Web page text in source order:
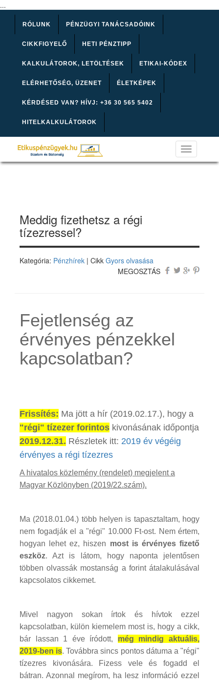
...
RÓLUNK PÉNZÜGYI TANÁCSADÓINK
CIKKFIGYELŐ HETI PÉNZTIPP
KALKULÁTOROK, LETÖLTÉSEK ETIKAI-KÓDEX
ELÉRHETŐSÉG, ÜZENET ÉLETKÉPEK
KÉRDÉSED VAN? HÍVJ: +36 30 565 5402
HITELKALKULÁTOROK
Toggle
navigation
Meddig fizethetsz a régi
tízezressel?
Kategória: Pénzhírek | Cikk Gyors olvasása
MEGOSZTÁS
Fejetlenség az
érvényes pénzekkel
kapcsolatban?
Frissítés: Ma jött a hír (2019.02.17.), hogy a
"régi" tízezer forintos kivonásának időpontja
2019.12.31. Részletek itt: 2019 év végéig
érvényes a régi tízezres
A hivatalos közlemény (rendelet) megjelent a
Magyar Közlönyben (2019/22.szám).
Ma (2018.01.04.) több helyen is tapasztaltam, hogy
nem fogadják el a "régi" 10.000 Ft-ost. Nem értem,
hogyan lehet ez, hiszen most is érvényes fizető
eszköz. Azt is látom, hogy naponta jelentősen
többen olvassák mostanság a forint átalakulásával
kapcsolatos cikkemet.
Mivel nagyon sokan írtok és hívtok ezzel
kapcsolatban, külön kiemelem most is, hogy a cikk,
bár lassan 1 éve íródott, még mindig aktuális,
2019-ben is. Továbbra sincs pontos dátuma a "régi"
tízezres kivonására. Fizess vele és fogadd el
bátran. Azonnal megírom, ha lesz információ ezzel